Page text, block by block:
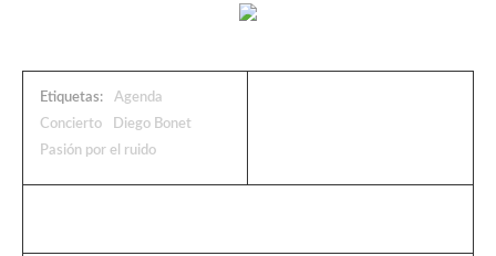
Etiquetas:
Agenda
Concierto
Diego Bonet
Pasión por el ruido